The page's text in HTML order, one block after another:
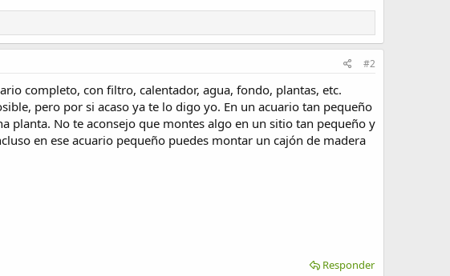
#2
completo, con filtro, calentador, agua, fondo, plantas, etc.
pero por si acaso ya te lo digo yo. En un acuario tan pequeño
planta. No te aconsejo que montes algo en un sitio tan pequeño y
en ese acuario pequeño puedes montar un cajón de madera
Responder